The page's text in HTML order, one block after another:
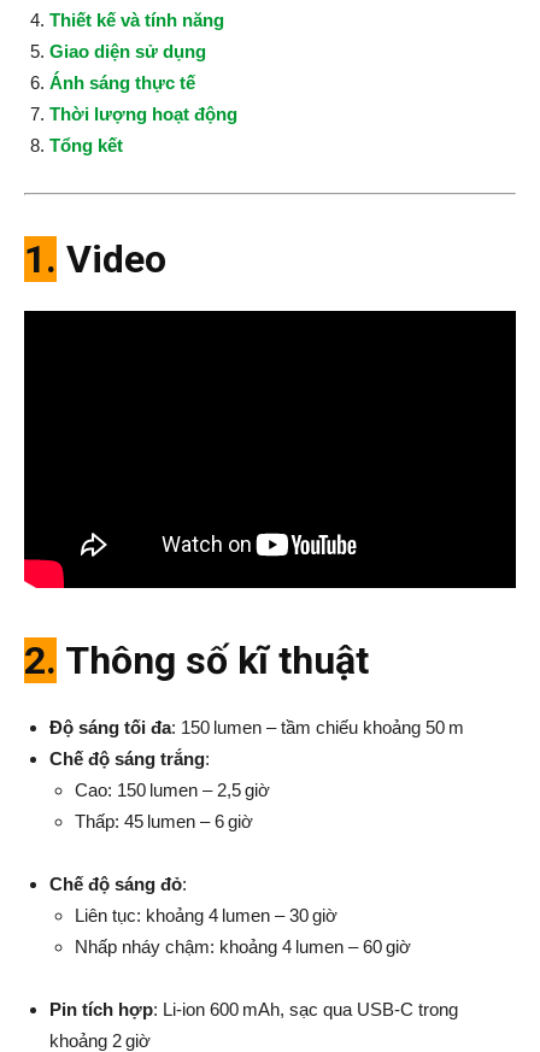
Thiết kế và tính năng
Giao diện sử dụng
Ánh sáng thực tế
Thời lượng hoạt động
Tổng kết
1. Video
2. Thông số kĩ thuật
Độ sáng tối đa: 150 lumen – tầm chiếu khoảng 50 m
Chế độ sáng trắng:
Cao: 150 lumen – 2,5 giờ
Thấp: 45 lumen – 6 giờ
Chế độ sáng đỏ:
Liên tục: khoảng 4 lumen – 30 giờ
Nhấp nháy chậm: khoảng 4 lumen – 60 giờ
Pin tích hợp: Li‑ion 600 mAh, sạc qua USB‑C trong
khoảng 2 giờ